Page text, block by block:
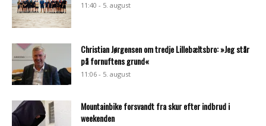
11:40 - 5. august
Christian Jørgensen om tredje Lillebæltsbro: »Jeg står
på fornuftens grund«
11:06 - 5. august
Mountainbike forsvandt fra skur efter indbrud i
weekenden